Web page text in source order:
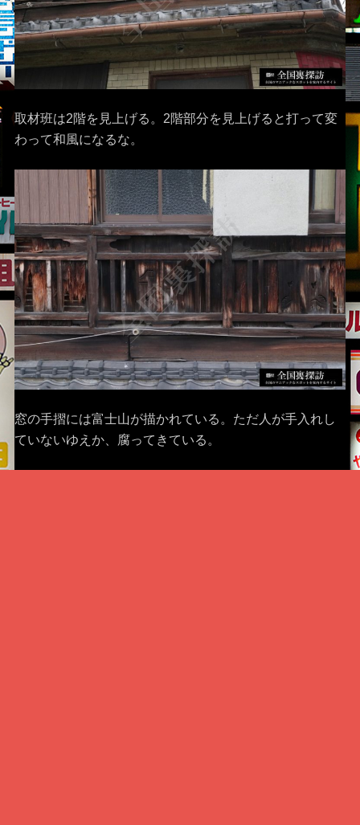
取材班は2階を見上げる。2階部分を見上げると打って変
わって和風になるな。
窓の手摺には富士山が描かれている。ただ人が手入れし
ていないゆえか、腐ってきている。